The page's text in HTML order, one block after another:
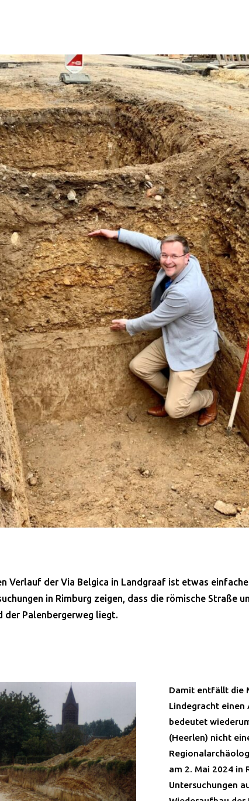
Verlauf der Via Belgica in Landgraaf ist etwas
in Rimburg zeigen, dass die römische Straße
der Palenbergerweg liegt.
Damit entfällt die
Lindegracht einen
bedeutet
(Heerlen) nicht
am 2. Mai 2024 in
Untersuchungen